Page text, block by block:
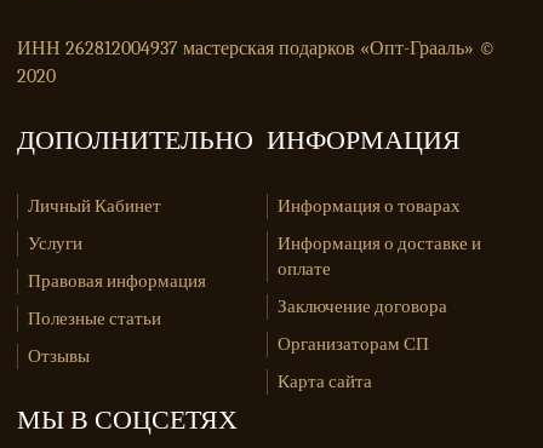
ИНН 262812004937 мастерская подарков «Опт-Грааль» ©
2020
ДОПОЛНИТЕЛЬНО
Личный Кабинет
Услуги
Правовая информация
Полезные статьи
Отзывы
ИНФОРМАЦИЯ
Информация о товарах
Информация о доставке и
оплате
Заключение договора
Организаторам СП
Карта сайта
МЫ В СОЦСЕТЯХ